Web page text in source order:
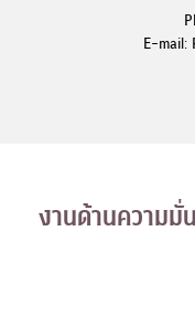
E-mail:
งานด้านความมั่